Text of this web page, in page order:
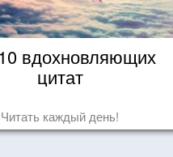
вдохновляющих
цитат
Читать каждый день!